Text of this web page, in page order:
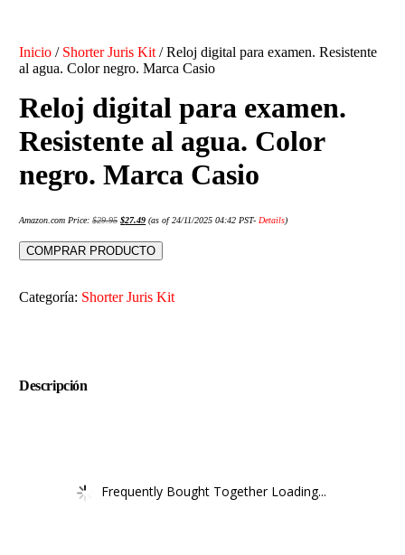
Inicio / Shorter Juris Kit / Reloj digital para examen. Resistente
al agua. Color negro. Marca Casio
Reloj digital para examen.
Resistente al agua. Color
negro. Marca Casio
Amazon.com Price:$29.95 $27.49 (as of 24/11/2025 04:42 PST-Details)
COMPRAR PRODUCTO
Categoría: Shorter Juris Kit
Descripción
Frequently Bought Together Loading...